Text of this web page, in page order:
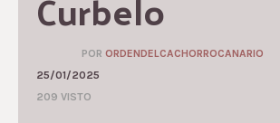
POR ORDENDELCACHORROCANARIO
25/01/2025
209 VISTO